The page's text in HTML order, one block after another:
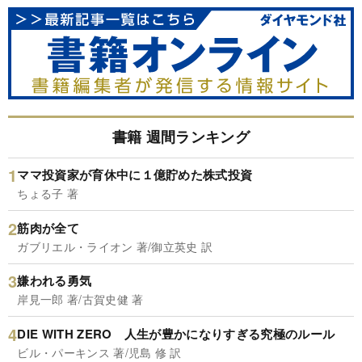
書籍 週間ランキング
ママ投資家が育休中に１億貯めた株式投資
ちょる子 著
筋肉が全て
ガブリエル・ライオン 著/御立英史 訳
嫌われる勇気
岸見一郎 著/古賀史健 著
DIE WITH ZERO 人生が豊かになりすぎる究極のルール
ビル・パーキンス 著/児島 修 訳